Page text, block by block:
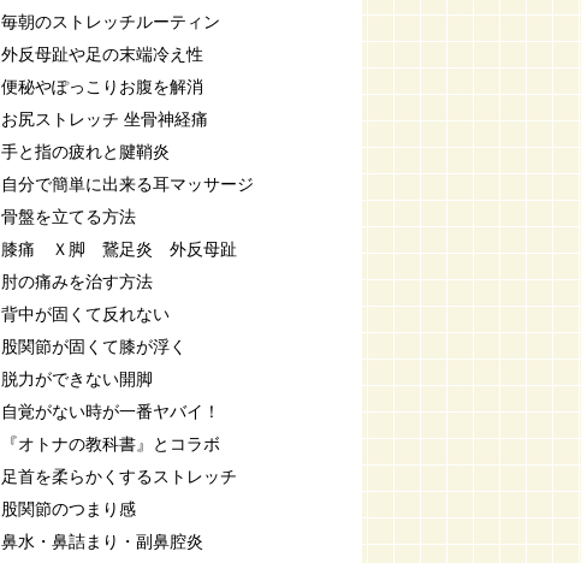
毎朝のストレッチルーティン
外反母趾や足の末端冷え性
便秘やぽっこりお腹を解消
お尻ストレッチ 坐骨神経痛
手と指の疲れと腱鞘炎
自分で簡単に出来る耳マッサージ
骨盤を立てる方法
膝痛 Ｘ脚 鵞足炎 外反母趾
肘の痛みを治す方法
背中が固くて反れない
股関節が固くて膝が浮く
脱力ができない開脚
自覚がない時が一番ヤバイ！
『オトナの教科書』とコラボ
足首を柔らかくするストレッチ
股関節のつまり感
鼻水・鼻詰まり・副鼻腔炎